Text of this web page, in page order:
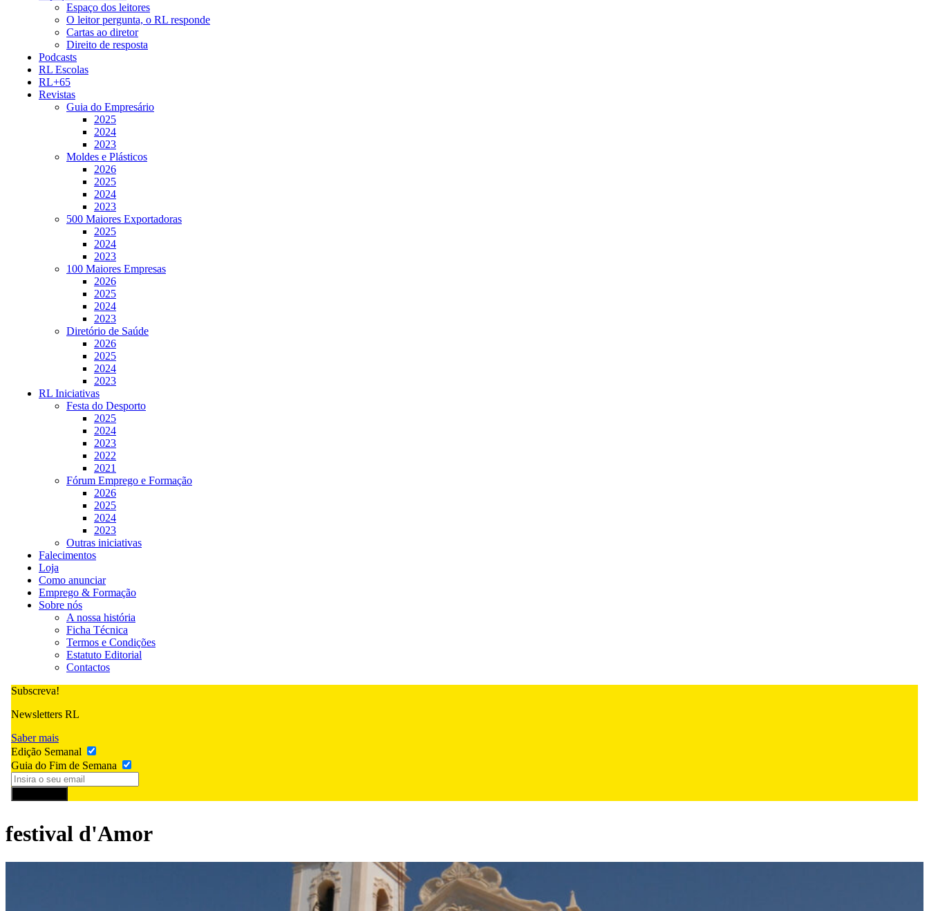
Espaço dos leitores
O leitor pergunta, o RL responde
Cartas ao diretor
Direito de resposta
Podcasts
RL Escolas
RL+65
Revistas
Guia do Empresário
2025
2024
2023
Moldes e Plásticos
2026
2025
2024
2023
500 Maiores Exportadoras
2025
2024
2023
100 Maiores Empresas
2026
2025
2024
2023
Diretório de Saúde
2026
2025
2024
2023
RL Iniciativas
Festa do Desporto
2025
2024
2023
2022
2021
Fórum Emprego e Formação
2026
2025
2024
2023
Outras iniciativas
Falecimentos
Loja
Como anunciar
Emprego & Formação
Sobre nós
A nossa história
Ficha Técnica
Termos e Condições
Estatuto Editorial
Contactos
Subscreva!
Newsletters RL
Saber mais
Edição Semanal
Guia do Fim de Semana
festival d'Amor